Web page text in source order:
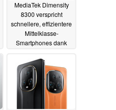
MediaTek Dimensity
8300 verspricht
schnellere, effizientere
Mittelklasse-
Smartphones dank
21.11.2023